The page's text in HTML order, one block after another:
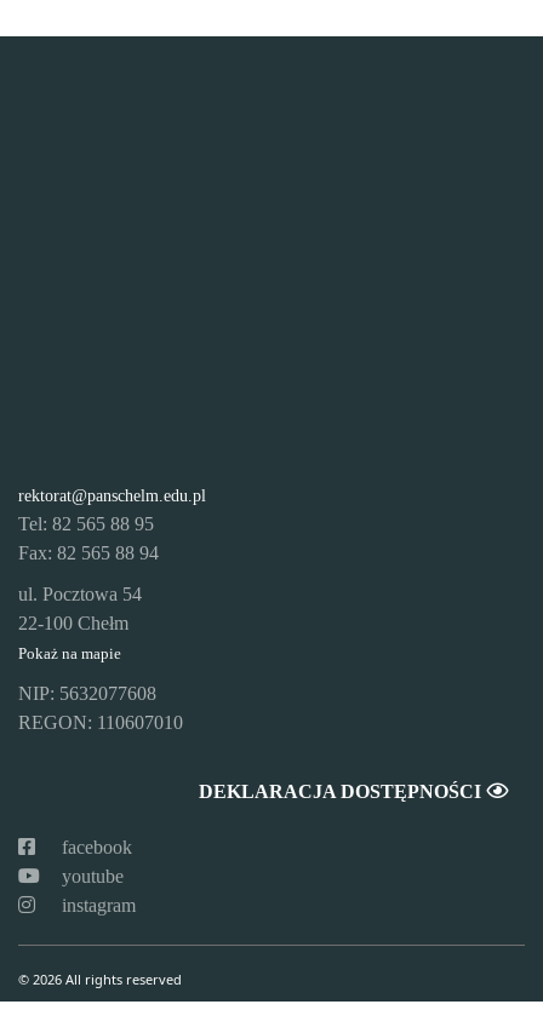
rektorat@panschelm.edu.pl
Tel: 82 565 88 95
Fax: 82 565 88 94
ul. Pocztowa 54
22-100 Chełm
Pokaż na mapie
NIP: 5632077608
REGON: 110607010
DEKLARACJA DOSTĘPNOŚCI
facebook
youtube
instagram
© 2026 All rights reserved